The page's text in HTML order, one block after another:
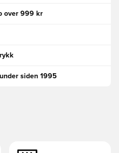
over 999 kr
siden 1995